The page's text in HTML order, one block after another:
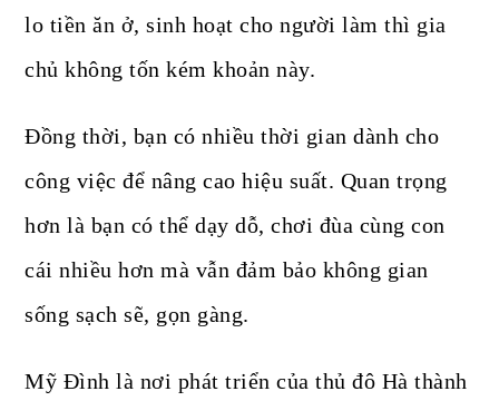
lo tiền ăn ở, sinh hoạt cho người làm thì gia
chủ không tốn kém khoản này.
Đồng thời, bạn có nhiều thời gian dành cho
công việc để nâng cao hiệu suất. Quan trọng
hơn là bạn có thể dạy dỗ, chơi đùa cùng con
cái nhiều hơn mà vẫn đảm bảo không gian
sống sạch sẽ, gọn gàng.
Mỹ Đình là nơi phát triển của thủ đô Hà thành